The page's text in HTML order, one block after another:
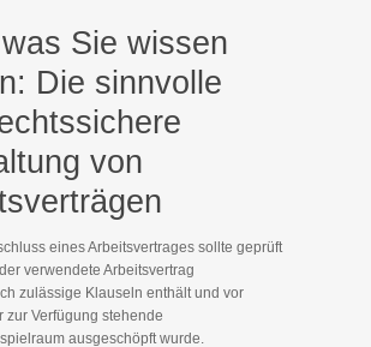
Sie wissen
Die sinnvolle
von
eines Arbeitsvertrages sollte geprüft
verwendete Arbeitsvertrag
zulässige Klauseln enthält und vor
zur Verfügung stehende
ausgeschöpft wurde.